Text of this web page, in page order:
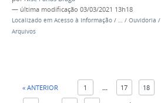
— última modificação 03/03/2021 13h18
Localizado em Acesso à Informação / … / Ouvidoria /
Arquivos
« ANTERIOR 1 17 18